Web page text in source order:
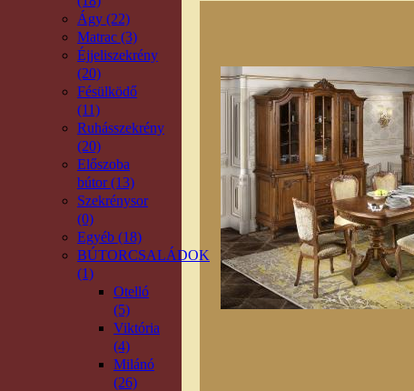
Ágy (22)
Matrac (3)
Éjjeliszekrény
(20)
Fésülködő
(11)
Ruhásszekrény
(20)
Előszoba
bútor (13)
Szekrénysor
(0)
Egyéb (18)
BÚTORCSALÁDOK
(1)
Otelló
(5)
Viktória
(4)
Milánó
(26)